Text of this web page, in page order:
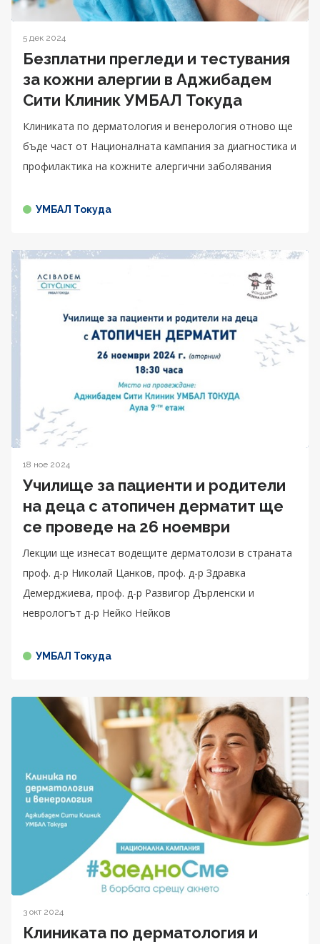
5 дек 2024
Безплатни прегледи и тестувания
за кожни алергии в Аджибадем
Сити Клиник УМБАЛ Токуда
Клиниката по дерматология и венерология отново ще
бъде част от Националната кампания за диагностика и
профилактика на кожните алергични заболявания
УМБАЛ Токуда
18 ное 2024
Училище за пациенти и родители
на деца с атопичен дерматит ще
се проведе на 26 ноември
Лекции ще изнесат водещите дерматолози в страната
проф. д-р Николай Цанков, проф. д-р Здравка
Демерджиева, проф. д-р Развигор Дърленски и
неврологът д-р Нейко Нейков
УМБАЛ Токуда
3 окт 2024
Клиниката по дерматология и